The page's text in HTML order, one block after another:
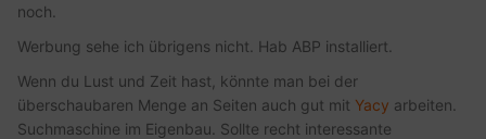
noch.
Werbung sehe ich übrigens nicht. Hab ABP installiert.
Wenn du Lust und Zeit hast, könnte man bei der
überschaubaren Menge an Seiten auch gut mit Yacy arbeiten.
Suchmaschine im Eigenbau. Sollte recht interessante